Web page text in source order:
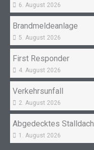
6. August 2026
Brandmeldeanlage
5. August 2026
First Responder
4. August 2026
Verkehrsunfall
2. August 2026
Abgedecktes Stalldach
1. August 2026